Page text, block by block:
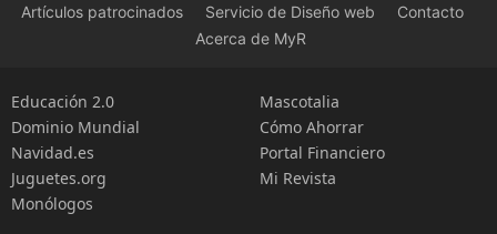
Artículos patrocinados Servicio de Diseño web
Contacto
Acerca de MyR
Educación 2.0
Dominio Mundial
Navidad.es
Juguetes.org
Monólogos
Mascotalia
Cómo Ahorrar
Portal Financiero
Mi Revista